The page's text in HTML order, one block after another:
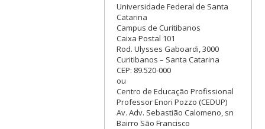
Universidade Federal de Santa
Catarina
Campus de Curitibanos
Caixa Postal 101
Rod. Ulysses Gaboardi, 3000
Curitibanos – Santa Catarina
CEP: 89.520-000
ou
Centro de Educação Profissional
Professor Enori Pozzo (CEDUP)
Av. Adv. Sebastião Calomeno, sn
Bairro São Francisco